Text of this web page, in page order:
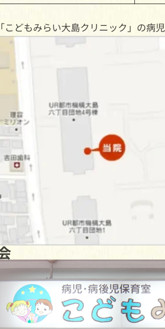
「こどもみらい大島クリニック」の病